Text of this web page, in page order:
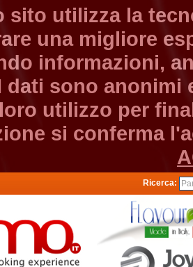
sito utilizza la
una migliore
informazioni,
sono anonimi
utilizzo per
si conferma
Ricerca: